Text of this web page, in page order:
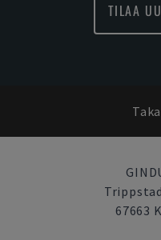
TILAA
67663